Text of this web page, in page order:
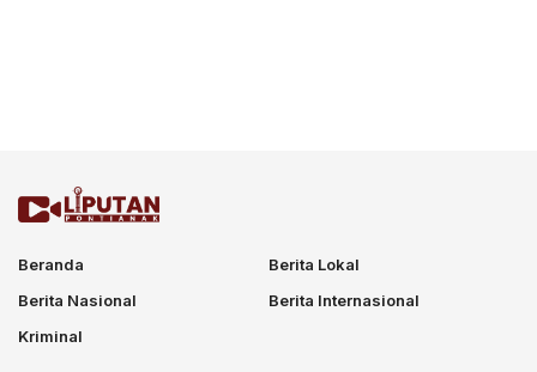
Beranda
Berita Lokal
Berita Nasional
Berita Internasional
Kriminal